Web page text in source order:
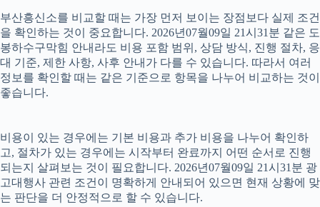
부산흥신소를 비교할 때는 가장 먼저 보이는 장점보다 실제 조건
을 확인하는 것이 중요합니다. 2026년07월09일 21시31분 같은 도
봉하수구막힘 안내라도 비용 포함 범위, 상담 방식, 진행 절차, 응
대 기준, 제한 사항, 사후 안내가 다를 수 있습니다. 따라서 여러
정보를 확인할 때는 같은 기준으로 항목을 나누어 비교하는 것이
좋습니다.
비용이 있는 경우에는 기본 비용과 추가 비용을 나누어 확인하
고, 절차가 있는 경우에는 시작부터 완료까지 어떤 순서로 진행
되는지 살펴보는 것이 필요합니다. 2026년07월09일 21시31분 광
고대행사 관련 조건이 명확하게 안내되어 있으면 현재 상황에 맞
는 판단을 더 안정적으로 할 수 있습니다.